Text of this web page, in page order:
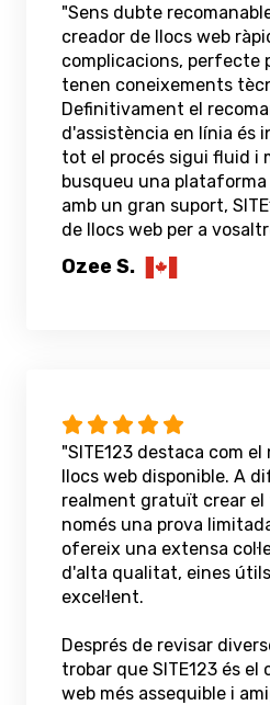
"Sens dubte
creador de llocs web
complicacions, perfecte
tenen coneixements
Definitivament el
d'assistència en línia és
tot el procés sigui fluid i
busqueu una
amb un gran suport,
de llocs web per a
Ozee S.
"SITE123 destaca com
llocs web disponible. A
realment gratuït crear el
només una prova
ofereix una extensa
d'alta qualitat, eines
excel·lent.
Després de revisar
trobar que SITE123 és el
web més assequible i